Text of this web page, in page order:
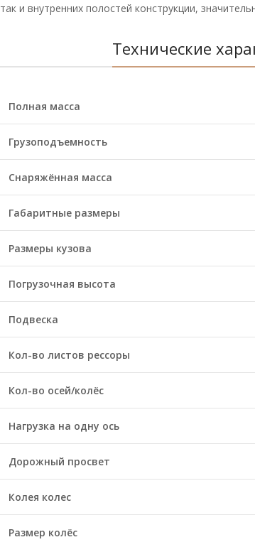
так и внутренних полостей конструкции,
Технические
Полная масса
Грузоподъемность
Снаряжённая масса
Габаритные размеры
Размеры кузова
Погрузочная высота
Подвеска
Кол-во листов рессоры
Кол-во осей/колёс
Нагрузка на одну ось
Дорожный просвет
Колея колес
Размер колёс